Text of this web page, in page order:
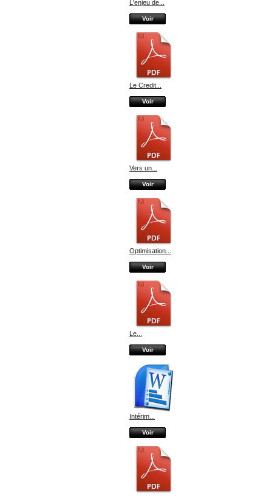
L'enjeu de...
Voir
Le Credit...
Voir
Vers un...
Voir
Optimisation...
Voir
Le...
Voir
Intérim...
Voir